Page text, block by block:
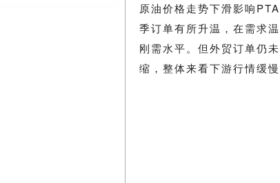
原油价格走势下滑影响
季订单有所升温，在需求
刚需水平。但外贸订单仍
缩，整体来看下游行情缓